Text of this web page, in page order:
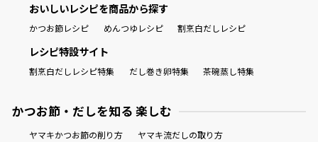
おいしいレシピを商品から探す
かつお節レシピ めんつゆレシピ 割烹白だしレシピ
レシピ特設サイト
割烹白だしレシピ特集 だし巻き卵特集 茶碗蒸し特集
かつお節・だしを知る 楽しむ
ヤマキかつお節の削り方
ヤマキ流だしの取り方